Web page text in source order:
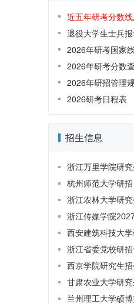
近五年研考分数
2026年研考国家
2026年研考分数
2026年研招管理
2026研考日程表
招生信息